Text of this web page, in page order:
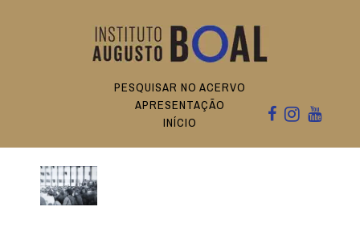
PESQUISAR NO ACERVO
APRESENTAÇÃO
INÍCIO